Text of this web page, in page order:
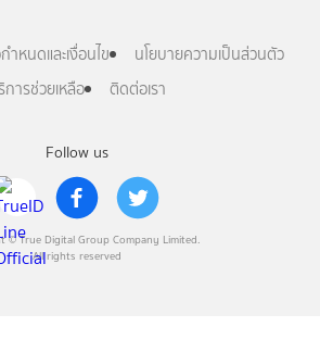
Follow us
© True Digital Group Company Limited.
All rights reserved
ำหนดและเงื่อนไข
นโยบายความเป็นส่วนตัว
การช่วยเหลือ
ติดต่อเรา